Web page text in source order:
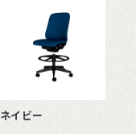
ネイビー